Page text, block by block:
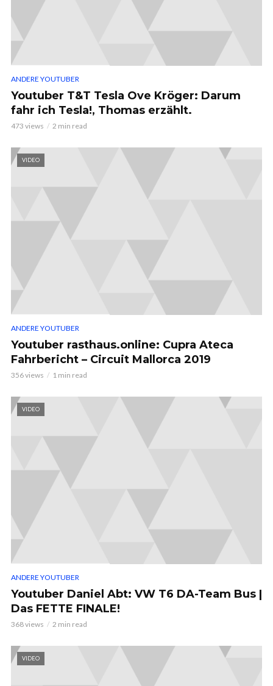
ANDERE YOUTUBER
Youtuber T&T Tesla Ove Kröger: Darum
fahr ich Tesla!, Thomas erzählt.
473 views 2 min read
VIDEO
ANDERE YOUTUBER
Youtuber rasthaus.online: Cupra Ateca
Fahrbericht – Circuit Mallorca 2019
356 views 1 min read
VIDEO
ANDERE YOUTUBER
Youtuber Daniel Abt: VW T6 DA-Team Bus |
Das FETTE FINALE!
368 views 2 min read
VIDEO